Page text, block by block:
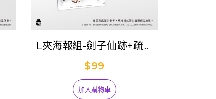
L夾海報組-劍子仙跡+疏樓
龍宿+佛劍分說
$99
加入購物車